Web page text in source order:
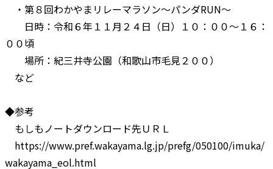
・第８回わかやまリレーマラソン～パンダRUN～
日時：令和６年１１月２４日（日）１０：００～１６：
００頃
場所：紀三井寺公園（和歌山市毛見２００）
など
◆参考
もしもノートダウンロード先ＵＲＬ
https://www.pref.wakayama.lg.jp/prefg/050100/imuka/
wakayama_eol.html